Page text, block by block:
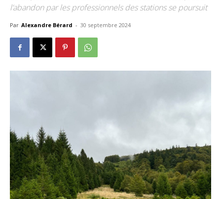
l’abandon par les professionnels des stations se poursuit
Par Alexandre Bérard - 30 septembre 2024